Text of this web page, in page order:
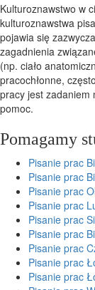
Kulturoznawstwo w
kulturoznawstwa
pojawia się
zagadnienia
(np. ciało
pracochłonne,
pracy jest zadaniem
pomoc.
Pomagamy
Pisanie prac
Pisanie prac
Pisanie prac
Pisanie prac
Pisanie prac
Pisanie prac
Pisanie prac
Pisanie prac
Pisanie prac